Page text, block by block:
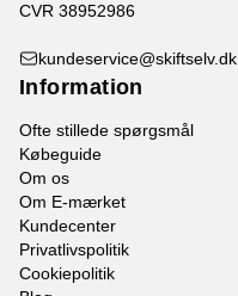
CVR 38952986
kundeservice@skiftselv.dk
Information
Ofte stillede spørgsmål
Købeguide
Om os
Om E-mærket
Kundecenter
Privatlivspolitik
Cookiepolitik